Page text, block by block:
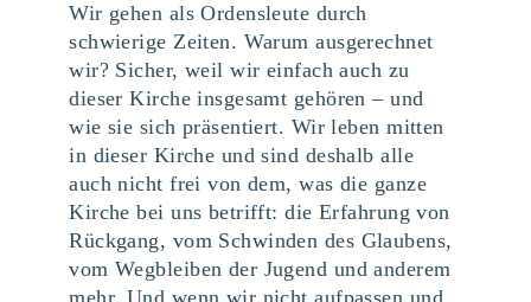
Wir gehen als Ordensleute durch
schwierige Zeiten. Warum ausgerechnet
wir? Sicher, weil wir einfach auch zu
dieser Kirche insgesamt gehören – und
wie sie sich präsentiert. Wir leben mitten
in dieser Kirche und sind deshalb alle
auch nicht frei von dem, was die ganze
Kirche bei uns betrifft: die Erfahrung von
Rückgang, vom Schwinden des Glaubens,
vom Wegbleiben der Jugend und anderem